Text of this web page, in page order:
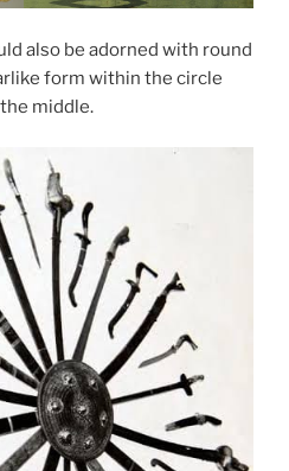
also be adorned with round
form within the circle
middle.